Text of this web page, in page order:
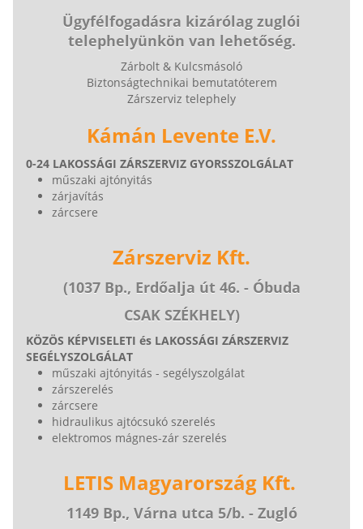
Ügyfélfogadásra kizárólag zuglói
telephelyünkön van lehetőség.
Zárbolt & Kulcsmásoló
Biztonságtechnikai bemutatóterem
Zárszerviz telephely
Kámán Levente E.V.
0-24 LAKOSSÁGI ZÁRSZERVIZ GYORSSZOLGÁLAT
műszaki ajtónyitás
zárjavítás
zárcsere
Zárszerviz Kft.
(1037 Bp., Erdőalja út 46. - Óbuda
CSAK SZÉKHELY)
KÖZÖS KÉPVISELETI és LAKOSSÁGI ZÁRSZERVIZ
SEGÉLYSZOLGÁLAT
műszaki ajtónyitás - segélyszolgálat
zárszerelés
zárcsere
hidraulikus ajtócsukó szerelés
elektromos mágnes-zár szerelés
LETIS Magyarország Kft.
1149 Bp., Várna utca 5/b. - Zugló